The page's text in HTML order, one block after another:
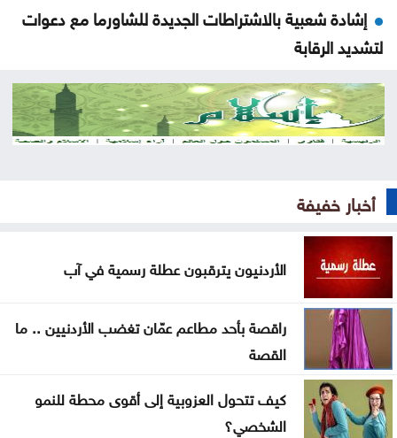
إشادة شعبية بالاشتراطات الجديدة للشاورما مع دعوات
لتشديد الرقابة
عسل فوق الأنقاض: النحل أيضا ينزح في غزة
إسبانيا تهدد بإجراءات مضادة إذا واصلت إيطاليا تعليق
خدمات المخيمات تشيد بمواقف الأردن الداعمة للقدس
الرياض تنفي ارتباط الاتفاق مع أنقرة وإسلام آباد بمساعٍ
نووية
زراعة جرش تُقدم 1368 خدمة وتُوزع 260 ألف شتلة
الأردنيون يترقبون عطلة رسمية في آب
تنفيذ 23 مشروعاً لطرق محافظة المفرق
أخبار خفيفة
الأردنيون يترقبون عطلة رسمية في آب
راقصة بأحد مطاعم عمّان تغضب الأردنيين .. ما
القصة
كيف تتحول العزوبية إلى أقوى محطة للنمو
الشخصي؟